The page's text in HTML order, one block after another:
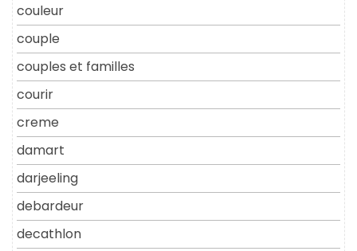
couleur
couple
couples et familles
courir
creme
damart
darjeeling
debardeur
decathlon